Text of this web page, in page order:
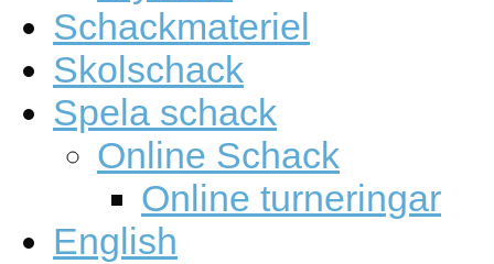
Schackmateriel
Skolschack
Spela schack
Online Schack
Online turneringar
English